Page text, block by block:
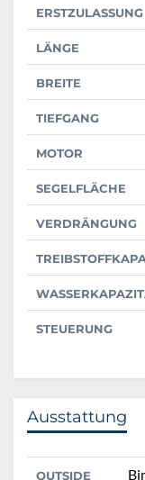
ERSTZULASSUNG
LÄNGE
BREITE
TIEFGANG
MOTOR
SEGELFLÄCHE
VERDRÄNGUNG
STEUERUNG
Ausstattung
OUTSIDE